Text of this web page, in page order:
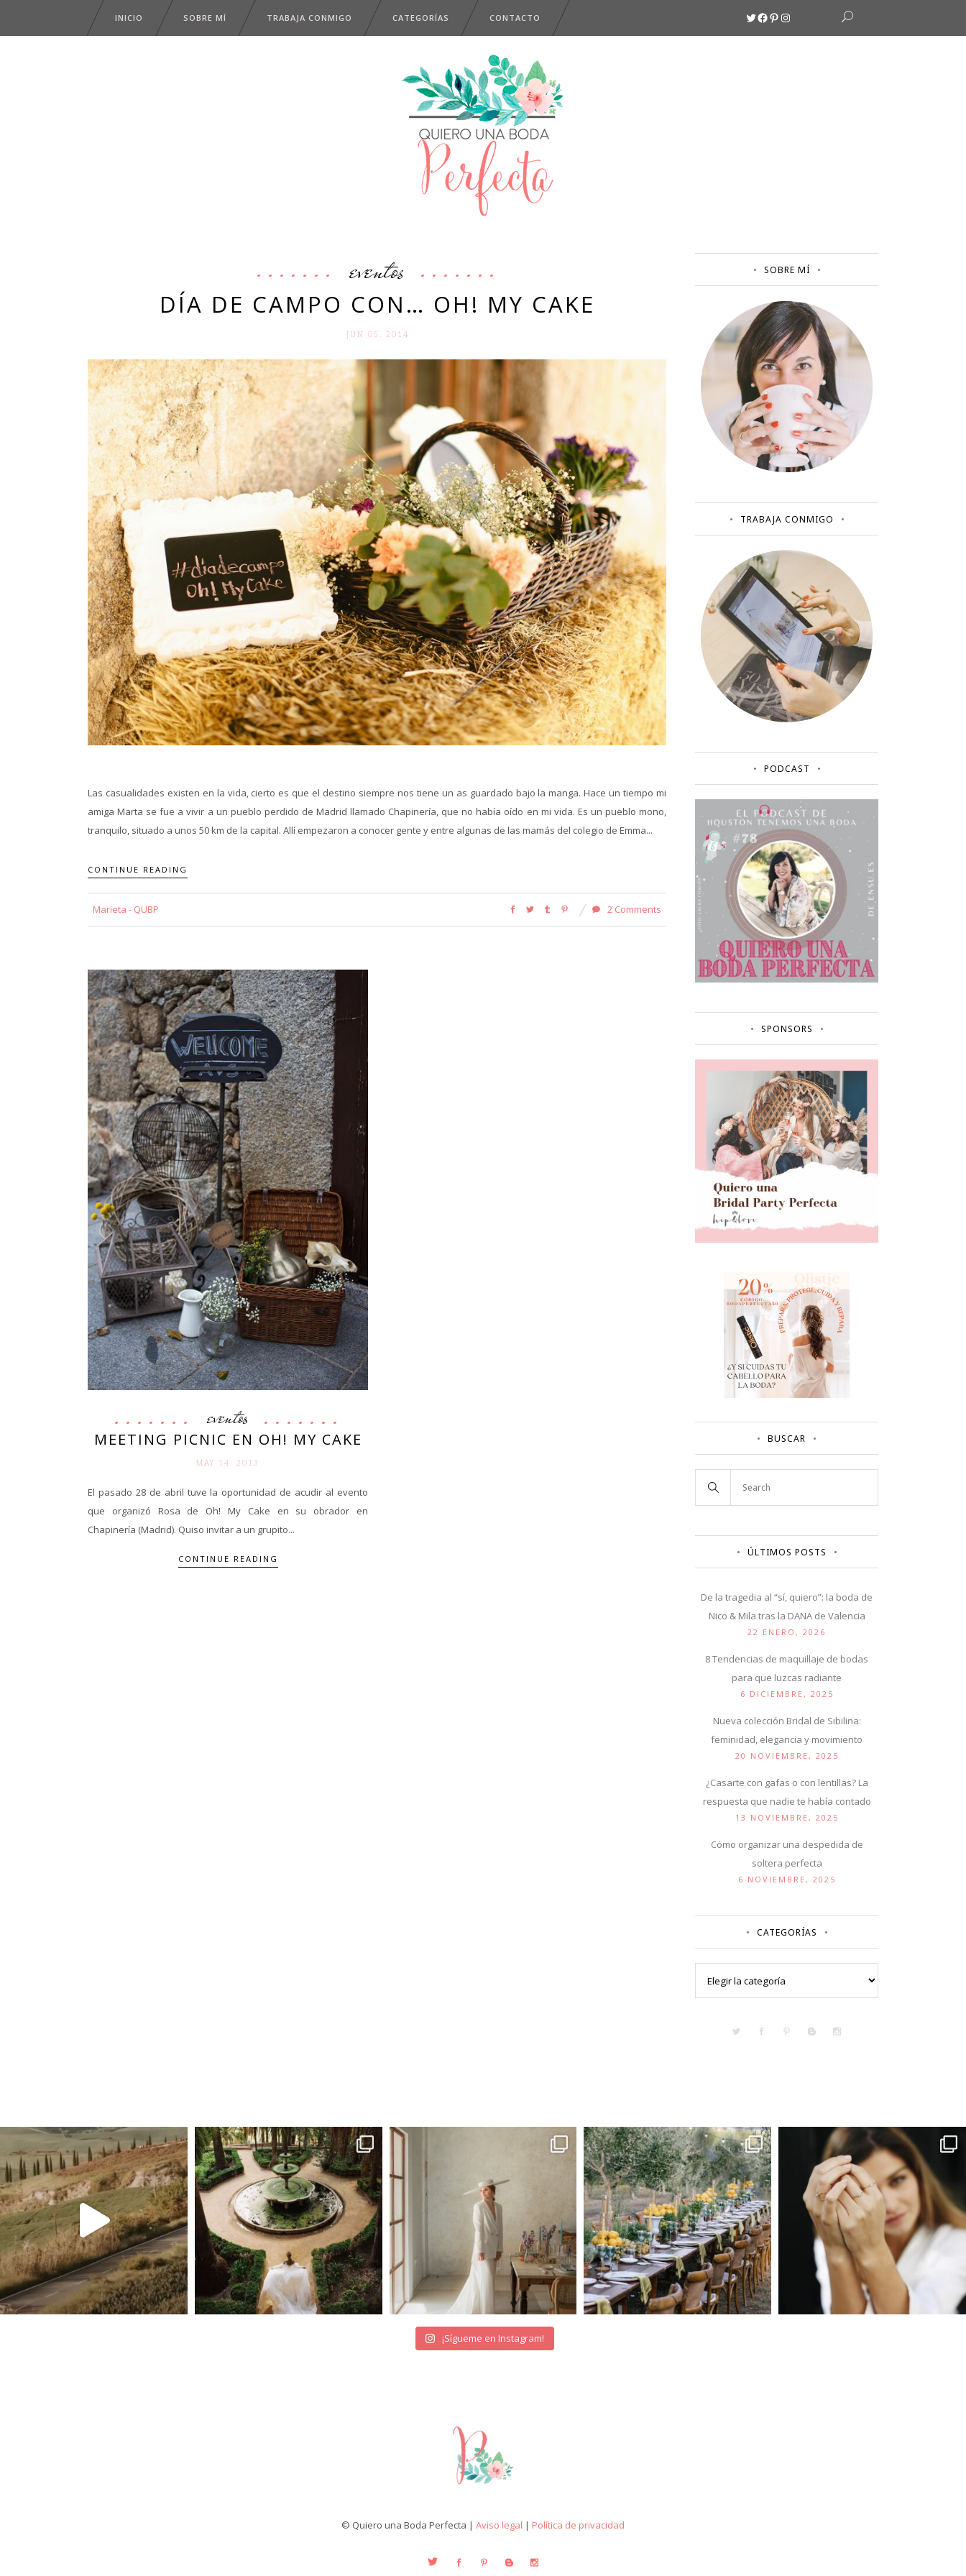
INICIO SOBRE MÍ TRABAJA CONMIGO CATEGORÍAS CONTACTO Twitter
Facebook
Pinterest
Instagram
eventos
DÍA DE CAMPO CON… OH! MY CAKE
JUN 05. 2014
Las casualidades existen en la vida, cierto es que el destino siempre nos tiene un as guardado bajo la manga. Hace un tiempo mi
amiga Marta se fue a vivir a un pueblo perdido de Madrid llamado Chapinería, que no había oído en mi vida. Es un pueblo mono,
tranquilo, situado a unos 50 km de la capital. Allí empezaron a conocer gente y entre algunas de las mamás del colegio de Emma...
CONTINUE READING
Marieta - QUBP 2 Comments
eventos
MEETING PICNIC EN OH! MY CAKE
MAY 14. 2013
El pasado 28 de abril tuve la oportunidad de acudir al evento
que organizó Rosa de Oh! My Cake en su obrador en
Chapinería (Madrid). Quiso invitar a un grupito...
CONTINUE READING
SOBRE MÍ
TRABAJA CONMIGO
PODCAST
SPONSORS
BUSCAR
ÚLTIMOS POSTS
De la tragedia al “sí, quiero”: la boda de
Nico & Mila tras la DANA de Valencia
22 ENERO, 2026
8 Tendencias de maquillaje de bodas
para que luzcas radiante
6 DICIEMBRE, 2025
Nueva colección Bridal de Sibilina:
feminidad, elegancia y movimiento
20 NOVIEMBRE, 2025
¿Casarte con gafas o con lentillas? La
respuesta que nadie te había contado
13 NOVIEMBRE, 2025
Cómo organizar una despedida de
soltera perfecta
6 NOVIEMBRE, 2025
CATEGORÍAS
¡Sígueme en Instagram!
© Quiero una Boda Perfecta | Aviso legal | Política de privacidad